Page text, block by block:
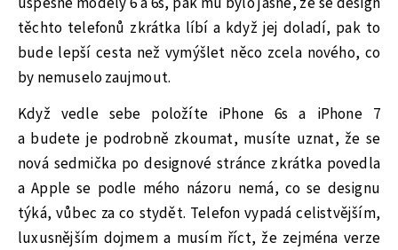
těchto telefonů zkrátka líbí a když jej doladí, pak to
bude lepší cesta než vymýšlet něco zcela nového, co
by nemuselo zaujmout.
Když vedle sebe položíte iPhone 6s a iPhone 7
a budete je podrobně zkoumat, musíte uznat, že se
nová sedmička po designové stránce zkrátka povedla
a Apple se podle mého názoru nemá, co se designu
týká, vůbec za co stydět. Telefon vypadá celistvějším,
luxusnějším dojmem a musím říct, že zejména verze